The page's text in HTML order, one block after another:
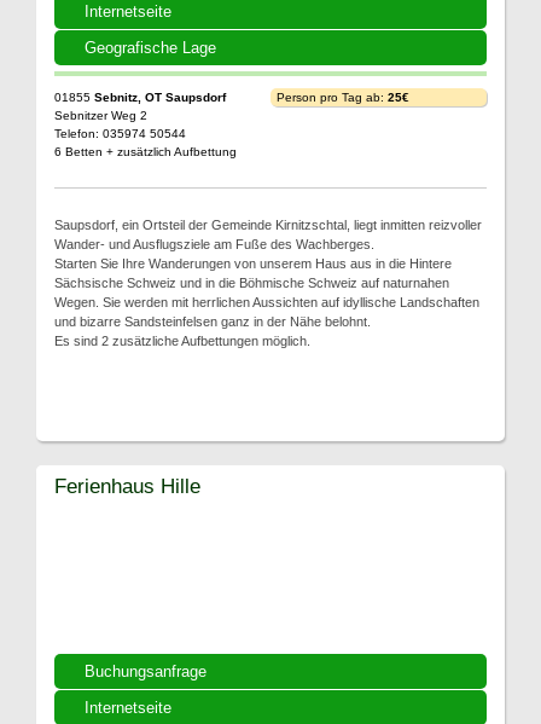
Internetseite
Geografische Lage
01855 Sebnitz, OT Saupsdorf
Sebnitzer Weg 2
Telefon: 035974 50544
6 Betten + zusätzlich Aufbettung
Person pro Tag ab: 25€
Saupsdorf, ein Ortsteil der Gemeinde Kirnitzschtal, liegt inmitten reizvoller
Wander- und Ausflugsziele am Fuße des Wachberges.
Starten Sie Ihre Wanderungen von unserem Haus aus in die Hintere
Sächsische Schweiz und in die Böhmische Schweiz auf naturnahen
Wegen. Sie werden mit herrlichen Aussichten auf idyllische Landschaften
und bizarre Sandsteinfelsen ganz in der Nähe belohnt.
Es sind 2 zusätzliche Aufbettungen möglich.
Buchungsanfrage
Internetseite
Ferienhaus Hille